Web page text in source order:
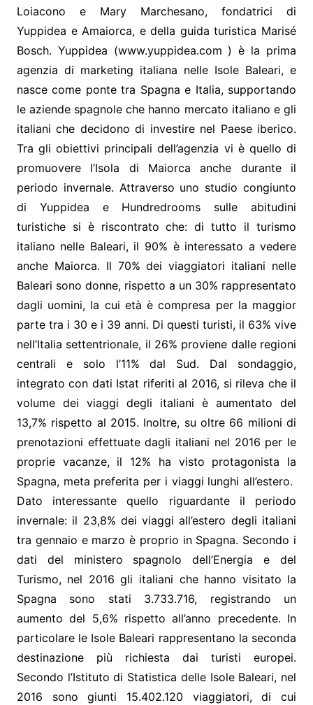
Loiacono e Mary Marchesano, fondatrici di
Yuppidea e Amaiorca, e della guida turistica Marisé
Bosch. Yuppidea (www.yuppidea.com ) è la prima
agenzia di marketing italiana nelle Isole Baleari, e
nasce come ponte tra Spagna e Italia, supportando
le aziende spagnole che hanno mercato italiano e gli
italiani che decidono di investire nel Paese iberico.
Tra gli obiettivi principali dell’agenzia vi è quello di
promuovere l’Isola di Maiorca anche durante il
periodo invernale. Attraverso uno studio congiunto
di Yuppidea e Hundredrooms sulle abitudini
turistiche si è riscontrato che: di tutto il turismo
italiano nelle Baleari, il 90% è interessato a vedere
anche Maiorca. Il 70% dei viaggiatori italiani nelle
Baleari sono donne, rispetto a un 30% rappresentato
dagli uomini, la cui età è compresa per la maggior
parte tra i 30 e i 39 anni. Di questi turisti, il 63% vive
nell’Italia settentrionale, il 26% proviene dalle regioni
centrali e solo l’11% dal Sud. Dal sondaggio,
integrato con dati Istat riferiti al 2016, si rileva che il
volume dei viaggi degli italiani è aumentato del
13,7% rispetto al 2015. Inoltre, su oltre 66 milioni di
prenotazioni effettuate dagli italiani nel 2016 per le
proprie vacanze, il 12% ha visto protagonista la
Spagna, meta preferita per i viaggi lunghi all’estero.
Dato interessante quello riguardante il periodo
invernale: il 23,8% dei viaggi all’estero degli italiani
tra gennaio e marzo è proprio in Spagna. Secondo i
dati del ministero spagnolo dell’Energia e del
Turismo, nel 2016 gli italiani che hanno visitato la
Spagna sono stati 3.733.716, registrando un
aumento del 5,6% rispetto all’anno precedente. In
particolare le Isole Baleari rappresentano la seconda
destinazione più richiesta dai turisti europei.
Secondo l’Istituto di Statistica delle Isole Baleari, nel
2016 sono giunti 15.402.120 viaggiatori, di cui